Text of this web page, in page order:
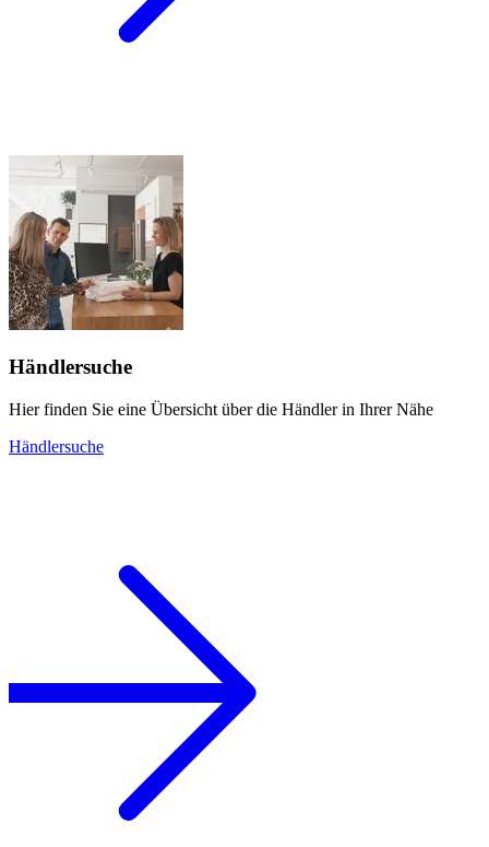
Händlersuche
Hier finden Sie eine Übersicht über die Händler in Ihrer Nähe
Händlersuche